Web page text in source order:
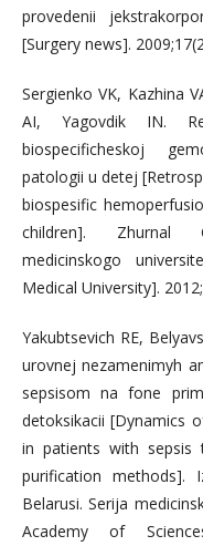
provedenii
[Surgery news].
Sergienko VK, Kazhina
AI, Yagovdik IN.
biospecificheskoj
patologii u detej
biospesific
children]. Zhurnal
medicinskogo
Medical University].
Yakubtsevich RE,
urovnej nezamenimyh
sepsisom na fone
detoksikacii [Dynamics
in patients with sepsis
purification methods].
Belarusi. Serija
Academy of